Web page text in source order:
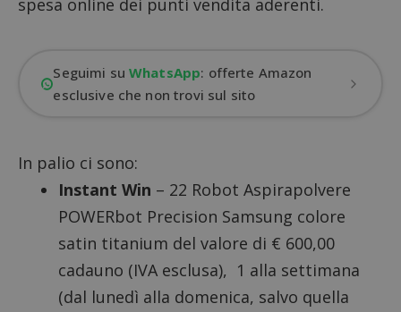
spesa online dei punti vendita aderenti.
Seguimi suWhatsApp: offerte Amazon
esclusive che non trovi sul sito
In palio ci sono:
Instant Win – 22 Robot Aspirapolvere
POWERbot Precision Samsung colore
satin titanium del valore di € 600,00
cadauno (IVA esclusa), 1 alla settimana
(dal lunedì alla domenica, salvo quella